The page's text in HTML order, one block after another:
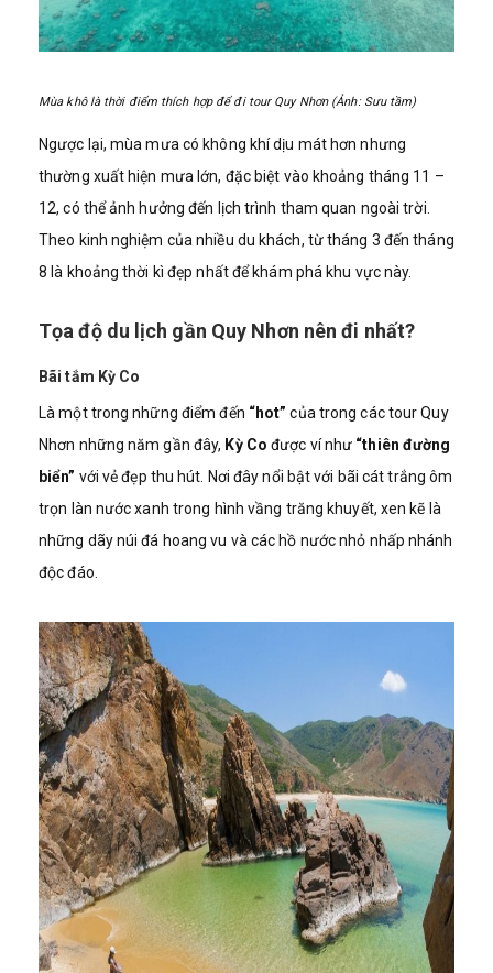
Mùa khô là thời điểm thích hợp để đi tour Quy Nhơn (Ảnh: Sưu tầm)
Ngược lại, mùa mưa có không khí dịu mát hơn nhưng
thường xuất hiện mưa lớn, đặc biệt vào khoảng tháng 11 –
12, có thể ảnh hưởng đến lịch trình tham quan ngoài trời.
Theo kinh nghiệm của nhiều du khách, từ tháng 3 đến tháng
8 là khoảng thời kì đẹp nhất để khám phá khu vực này.
Tọa độ du lịch gần Quy Nhơn nên đi nhất?
Bãi tắm Kỳ Co
Là một trong những điểm đến “hot” của trong các tour Quy
Nhơn những năm gần đây, Kỳ Co được ví như “thiên đường
biển” với vẻ đẹp thu hút. Nơi đây nổi bật với bãi cát trắng ôm
trọn làn nước xanh trong hình vầng trăng khuyết, xen kẽ là
những dãy núi đá hoang vu và các hồ nước nhỏ nhấp nhánh
độc đáo.